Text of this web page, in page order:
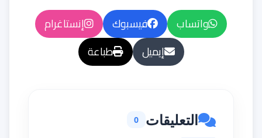
واتساب فيسبوك
إنستاغرام
إيميل
طباعة
التعليقات 0